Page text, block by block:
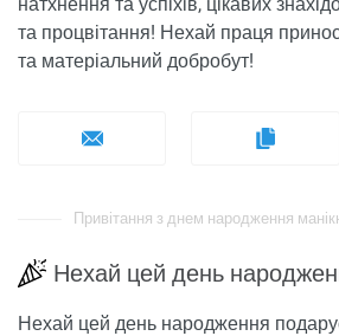
та процвітання! Нехай праця
та матеріальний добробут!
Привітання з днем ​​народження
Нехай цей день
Нехай цей день народження